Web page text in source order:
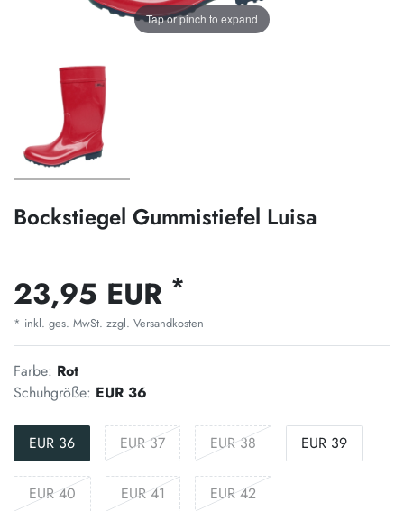
Tap or pinch to expand
Bockstiegel Gummistiefel Luisa
23,95 EUR *
* inkl. ges. MwSt. zzgl. Versandkosten
Farbe: Rot
Schuhgröße: EUR 36
EUR 36 EUR 37 EUR 38 EUR 39
EUR 40 EUR 41 EUR 42